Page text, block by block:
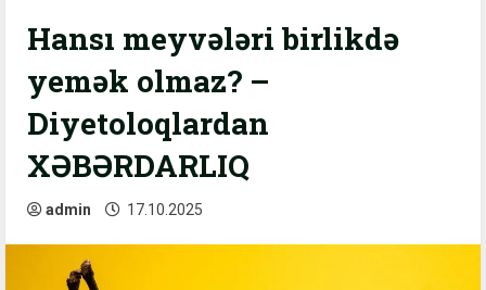
Hansı meyvələri birlikdə
yemək olmaz? –
Diyetoloqlardan
XƏBƏRDARLIQ
admin 17.10.2025